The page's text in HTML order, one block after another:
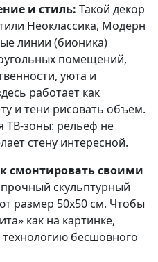
и стиль: Такой декор
Неоклассика, Модерн
линии (бионика)
помещений,
уюта и
работает как
и тени рисовать объем.
ТВ-зоны: рельеф не
стену интересной.
смонтировать своими
скульптурный
размер 50х50 см. Чтобы
как на картинке,
бесшовного